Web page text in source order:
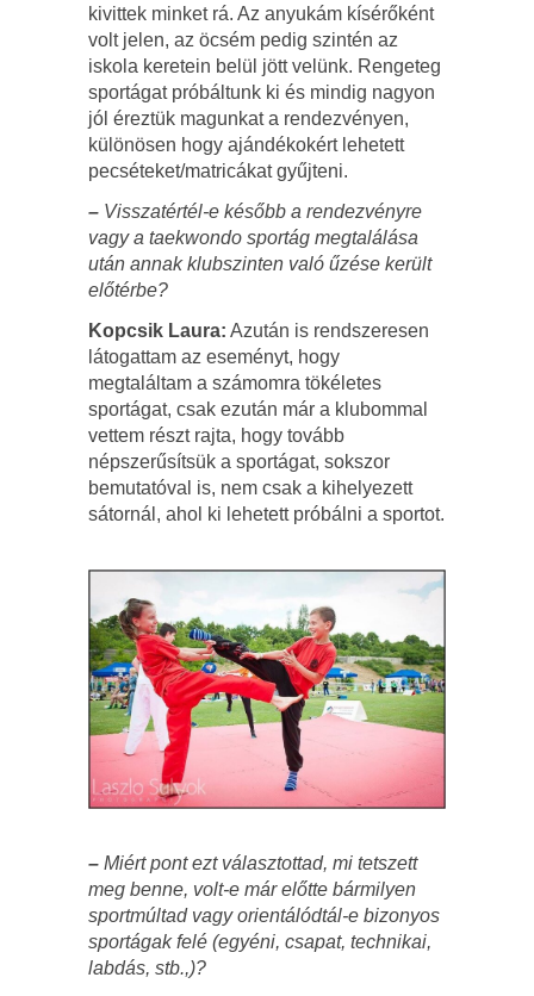
kivittek minket rá. Az anyukám kísérőként
volt jelen, az öcsém pedig szintén az
iskola keretein belül jött velünk. Rengeteg
sportágat próbáltunk ki és mindig nagyon
jól éreztük magunkat a rendezvényen,
különösen hogy ajándékokért lehetett
pecséteket/matricákat gyűjteni.
– Visszatértél-e később a rendezvényre
vagy a taekwondo sportág megtalálása
után annak klubszinten való űzése került
előtérbe?
Kopcsik Laura: Azután is rendszeresen
látogattam az eseményt, hogy
megtaláltam a számomra tökéletes
sportágat, csak ezután már a klubommal
vettem részt rajta, hogy tovább
népszerűsítsük a sportágat, sokszor
bemutatóval is, nem csak a kihelyezett
sátornál, ahol ki lehetett próbálni a sportot.
– Miért pont ezt választottad, mi tetszett
meg benne, volt-e már előtte bármilyen
sportmúltad vagy orientálódtál-e bizonyos
sportágak felé (egyéni, csapat, technikai,
labdás, stb.,)?